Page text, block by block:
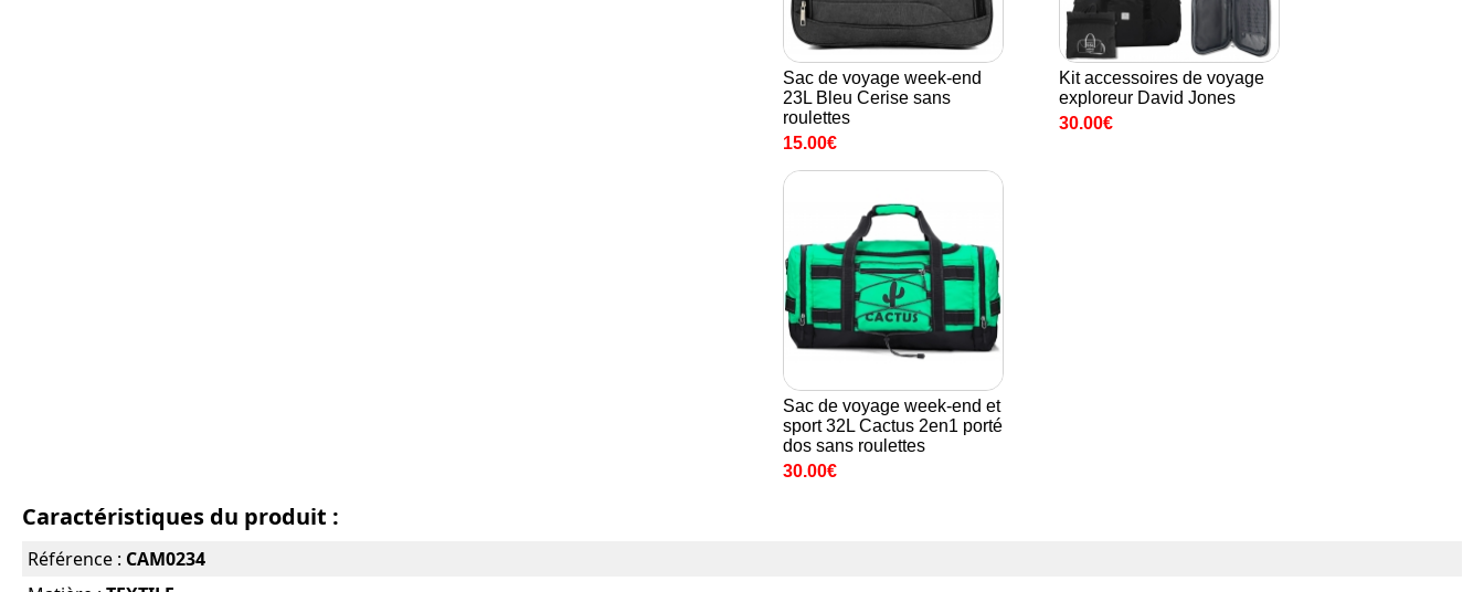
Sac de voyage week-end
23L Bleu Cerise sans
roulettes
15.00€
Kit accessoires de voyage
exploreur David Jones
30.00€
Sac de voyage week-end et
sport 32L Cactus 2en1 porté
dos sans roulettes
30.00€
Caractéristiques du produit :
Référence : CAM0234